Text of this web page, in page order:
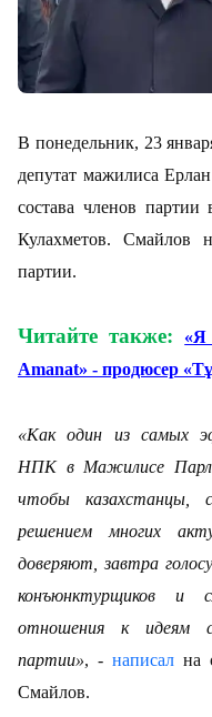
В понедельник, 23
депутат мажилиса
состава членов
Кулахметов. Смайлов
партии.
Читайте также:
«Я
Amanat» - продюсер
«Как один из самых
НПК в Мажилисе
чтобы
решением многих
доверяют, завтра
конъюнктурщиков и
отношения к идеям
партии», - написална
Смайлов.